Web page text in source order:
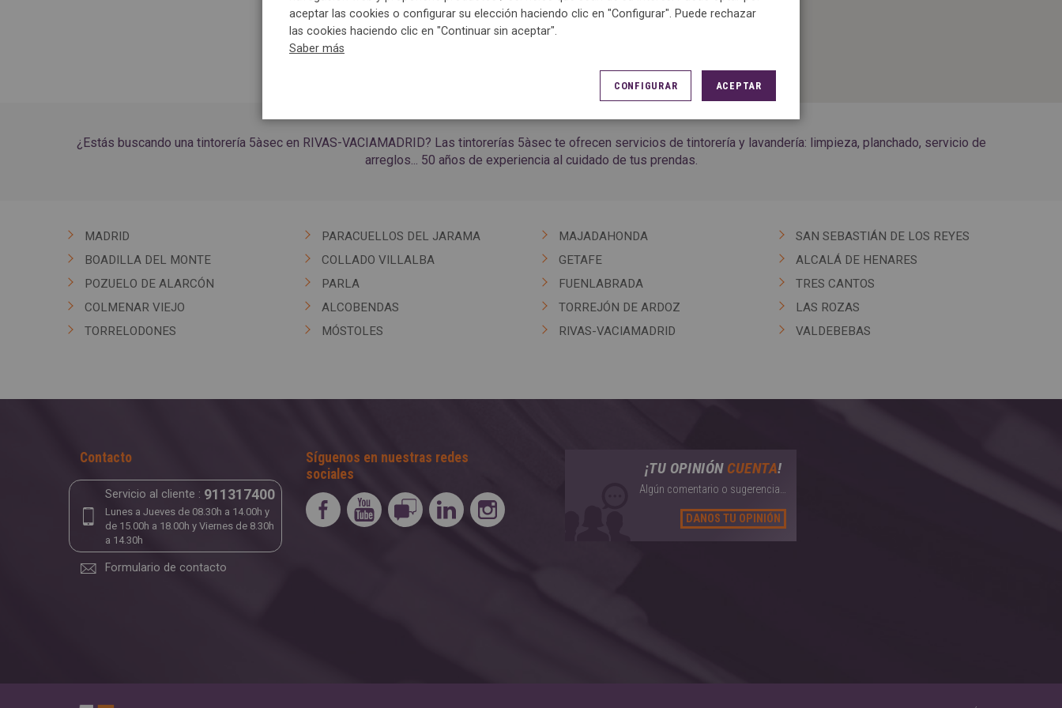
¿Estás buscando una tintorería 5àsec en RIVAS-VACIAMADRID? Las tintorerías 5àsec te ofrecen servicios de tintorería y lavandería: limpieza, planchado, servicio de
arreglos... 50 años de experiencia al cuidado de tus prendas.
MADRID
BOADILLA DEL MONTE
POZUELO DE ALARCÓN
COLMENAR VIEJO
TORRELODONES
PARACUELLOS DEL JARAMA
COLLADO VILLALBA
PARLA
ALCOBENDAS
MÓSTOLES
MAJADAHONDA
GETAFE
FUENLABRADA
TORREJÓN DE ARDOZ
RIVAS-VACIAMADRID
SAN SEBASTIÁN DE LOS REYES
ALCALÁ DE HENARES
TRES CANTOS
LAS ROZAS
VALDEBEBAS
Contacto
Servicio al cliente : 911317400
Lunes a Jueves de 08.30h a 14.00h y
de 15.00h a 18.00h y Viernes de 8.30h
a 14.30h
Formulario de contacto
Síguenos en nuestras redes
sociales
¡TU OPINIÓN CUENTA!
Algún comentario o sugerencia…
DANOS TU OPINIÓN
aceptar las cookies o configurar su elección haciendo clic en "Configurar". Puede rechazar
las cookies haciendo clic en "Continuar sin aceptar".
Saber más
ACEPTAR
CONFIGURAR